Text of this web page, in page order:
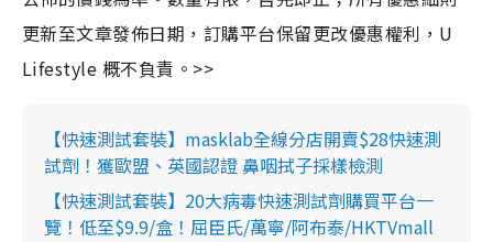
更新至文章發佈日期，訂購平台保留更改優惠權利，U
Lifestyle 概不負責。>>
【快速測試套裝】masklab全線分店開賣$28快速測
試劑！獲歐盟、英國認證 鼻咽拭子採樣檢測
【快速測試套裝】20大病毒快速測試劑購買平台一
覽！低至$9.9/盒！屈臣氏/萬寧/阿布泰/HKTVmall